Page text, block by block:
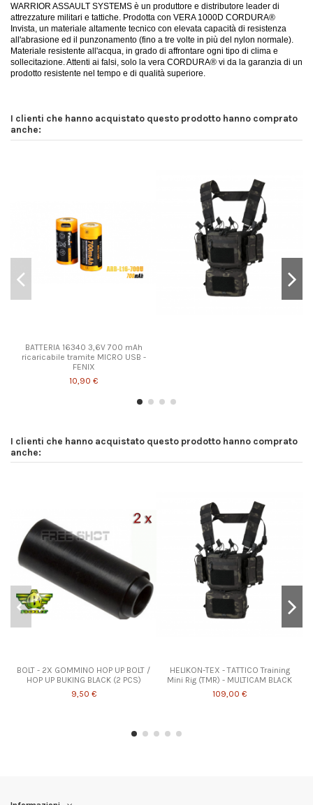
WARRIOR ASSAULT SYSTEMS è un produttore e distributore leader di
attrezzature militari e tattiche. Prodotta con VERA 1000D CORDURA®
Invista, un materiale altamente tecnico con elevata capacità di resistenza
all'abrasione ed il punzonamento (fino a tre volte in più del nylon normale).
Materiale resistente all'acqua, in grado di affrontare ogni tipo di clima e
sollecitazione. Attenti ai falsi, solo la vera CORDURA® vi da la garanzia di un
prodotto resistente nel tempo e di qualità superiore.
I clienti che hanno acquistato questo prodotto hanno comprato
anche:
BATTERIA 16340 3,6V 700 mAh
ricaricabile tramite MICRO USB -
FENIX
10,90 €
I clienti che hanno acquistato questo prodotto hanno comprato
anche:
BOLT - 2X GOMMINO HOP UP BOLT /
HOP UP BUKING BLACK (2 PCS)
9,50 €
HELIKON-TEX - TATTICO Training
Mini Rig (TMR) - MULTICAM BLACK
109,00 €